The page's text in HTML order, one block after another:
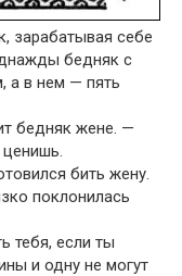
зарабатывая себе
бедняк с
а в нем — пять
бедняк жене. —
бить жену.
поклонилась
тебя, если ты
и одну не могут